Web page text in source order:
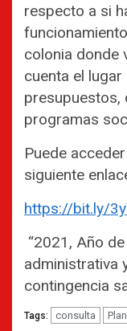
respecto a si
colonia donde
cuenta el
presupuestos,
programas
Puede
siguiente
https://bit.ly/
“2021, Año
administrativa
contingencia
Tags: consulta Plan